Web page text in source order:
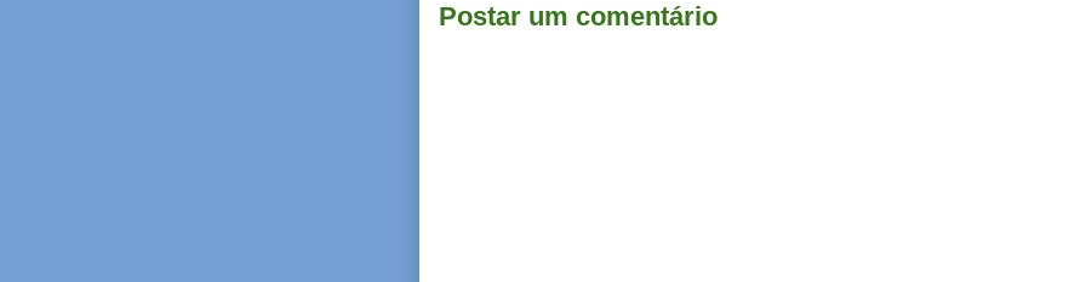
Postar um comentário